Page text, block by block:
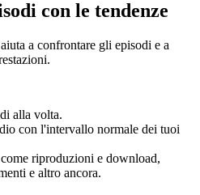
con le tendenze
a confrontare gli episodi e a
alla volta.
con l'intervallo normale dei tuoi
riproduzioni e download,
e altro ancora.